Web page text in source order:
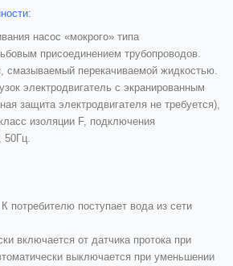
насос «мокрого» типа
присоединением трубопроводов.
смазываемый перекачиваемой жидкостью.
электродвигатель с экранированным
защита электродвигателя не требуется),
изоляции F, подключения
50Гц.
потребителю поступает вода из сети
включается от датчика протока при
выключается при уменьшении